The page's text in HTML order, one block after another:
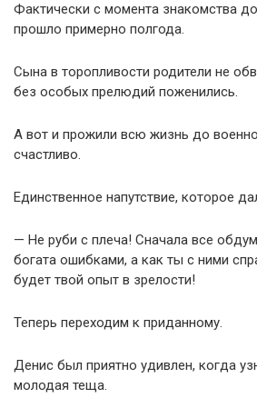
Фактически с момента знакомства
прошло примерно полгода.
Сына в торопливости родители не
без особых прелюдий поженились.
А вот и прожили всю жизнь до
счастливо.
Единственное напутствие, которое
— Не руби с плеча! Сначала все
богата ошибками, а как ты с ними
будет твой опыт в зрелости!
Теперь переходим к приданному.
Денис был приятно удивлен, когда
молодая теща.